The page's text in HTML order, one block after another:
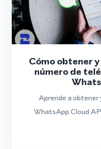
Cómo obtener
número de
Aprende a obtener
WhatsApp Cloud